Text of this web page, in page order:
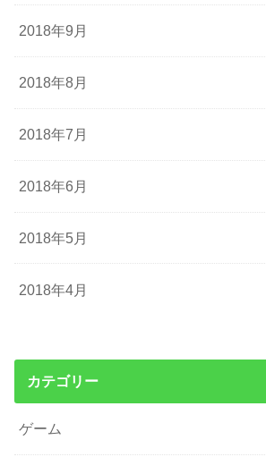
2018年9月
2018年8月
2018年7月
2018年6月
2018年5月
2018年4月
カテゴリー
ゲーム